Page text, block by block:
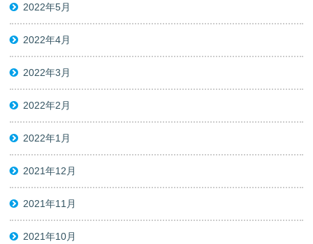
2022年5月
2022年4月
2022年3月
2022年2月
2022年1月
2021年12月
2021年11月
2021年10月